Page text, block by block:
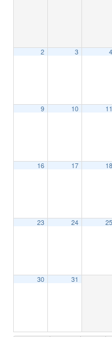
2 3 4
9 10 11
16 17 18
23 24 25
30 31